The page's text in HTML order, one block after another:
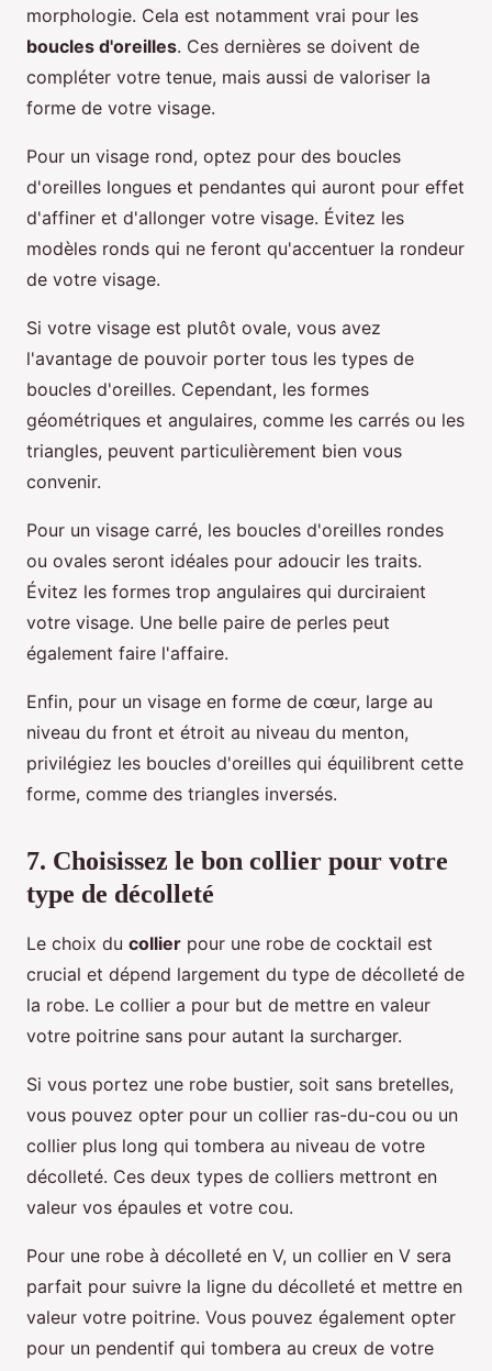
morphologie. Cela est notamment vrai pour les
boucles d'oreilles. Ces dernières se doivent de
compléter votre tenue, mais aussi de valoriser la
forme de votre visage.
Pour un visage rond, optez pour des boucles
d'oreilles longues et pendantes qui auront pour effet
d'affiner et d'allonger votre visage. Évitez les
modèles ronds qui ne feront qu'accentuer la rondeur
de votre visage.
Si votre visage est plutôt ovale, vous avez
l'avantage de pouvoir porter tous les types de
boucles d'oreilles. Cependant, les formes
géométriques et angulaires, comme les carrés ou les
triangles, peuvent particulièrement bien vous
convenir.
Pour un visage carré, les boucles d'oreilles rondes
ou ovales seront idéales pour adoucir les traits.
Évitez les formes trop angulaires qui durciraient
votre visage. Une belle paire de perles peut
également faire l'affaire.
Enfin, pour un visage en forme de cœur, large au
niveau du front et étroit au niveau du menton,
privilégiez les boucles d'oreilles qui équilibrent cette
forme, comme des triangles inversés.
7. Choisissez le bon collier pour votre
type de décolleté
Le choix du collier pour une robe de cocktail est
crucial et dépend largement du type de décolleté de
la robe. Le collier a pour but de mettre en valeur
votre poitrine sans pour autant la surcharger.
Si vous portez une robe bustier, soit sans bretelles,
vous pouvez opter pour un collier ras-du-cou ou un
collier plus long qui tombera au niveau de votre
décolleté. Ces deux types de colliers mettront en
valeur vos épaules et votre cou.
Pour une robe à décolleté en V, un collier en V sera
parfait pour suivre la ligne du décolleté et mettre en
valeur votre poitrine. Vous pouvez également opter
pour un pendentif qui tombera au creux de votre